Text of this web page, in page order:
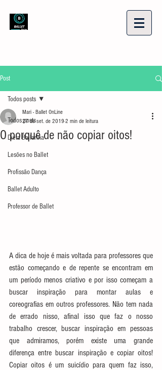
Post
Todos posts
Dieta Bailarina
Lesões no Ballet
Profissão Dança
Ballet Adulto
Professor de Ballet
Todos posts
O porquê de não copiar oitos!
Mari - Ballet OnLine
27 de set. de 2019 2 min de leitura
A dica de hoje é mais voltada para professores que
estão começando e de repente se encontram em
um período menos criativo e por isso começam a
buscar inspiração para montar aulas e
coreografias em outros professores. Não tem nada
de errado nisso, afinal isso que faz o nosso
trabalho crescer, buscar inspiração em pessoas
que admiramos, porém existe uma grande
diferença entre buscar inspiração e copiar oitos!
Copiar oitos é um suicídio para quem faz isso,